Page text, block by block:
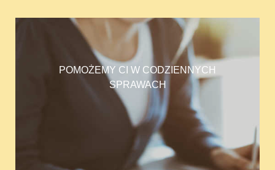
POMOŻEMY CI W CODZIENNYCH
SPRAWACH